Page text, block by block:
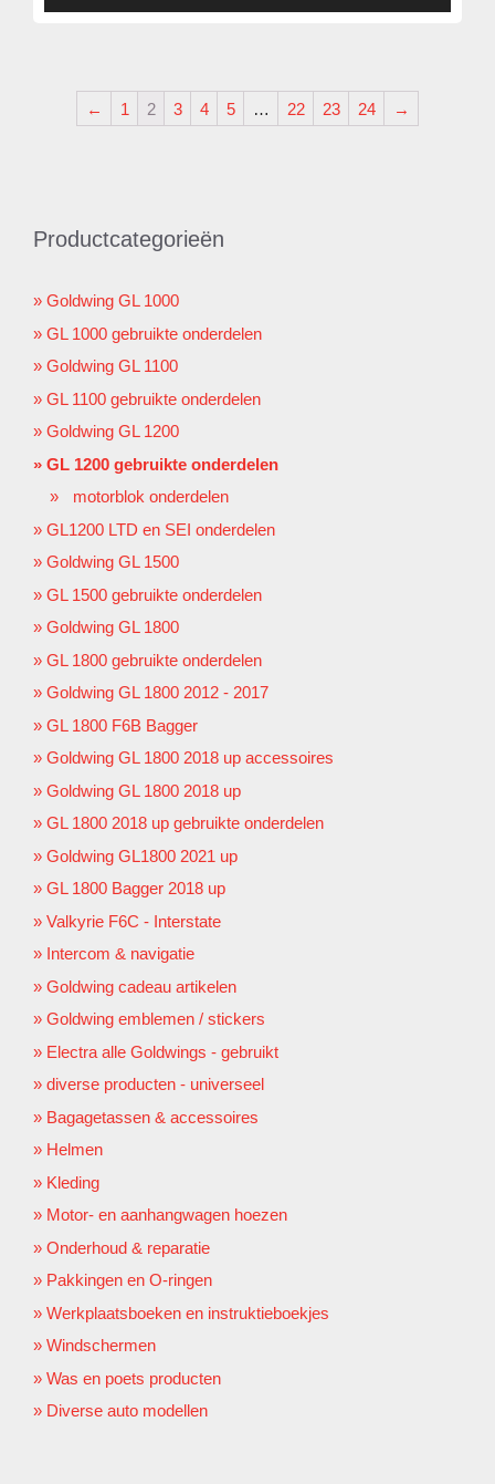
← 1 2 3 4 5 … 22 23 24 →
Productcategorieën
Goldwing GL 1000
GL 1000 gebruikte onderdelen
Goldwing GL 1100
GL 1100 gebruikte onderdelen
Goldwing GL 1200
GL 1200 gebruikte onderdelen
motorblok onderdelen
GL1200 LTD en SEI onderdelen
Goldwing GL 1500
GL 1500 gebruikte onderdelen
Goldwing GL 1800
GL 1800 gebruikte onderdelen
Goldwing GL 1800 2012 - 2017
GL 1800 F6B Bagger
Goldwing GL 1800 2018 up accessoires
Goldwing GL 1800 2018 up
GL 1800 2018 up gebruikte onderdelen
Goldwing GL1800 2021 up
GL 1800 Bagger 2018 up
Valkyrie F6C - Interstate
Intercom & navigatie
Goldwing cadeau artikelen
Goldwing emblemen / stickers
Electra alle Goldwings - gebruikt
diverse producten - universeel
Bagagetassen & accessoires
Helmen
Kleding
Motor- en aanhangwagen hoezen
Onderhoud & reparatie
Pakkingen en O-ringen
Werkplaatsboeken en instruktieboekjes
Windschermen
Was en poets producten
Diverse auto modellen